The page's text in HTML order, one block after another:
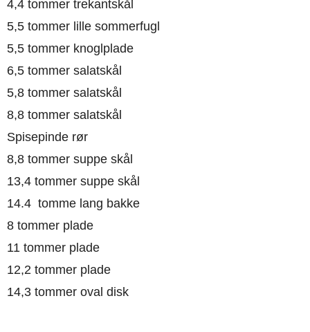
4,4 tommer trekantskål
5,5 tommer lille sommerfugl
5,5 tommer knoglplade
6,5 tommer salatskål
5,8 tommer salatskål
8,8 tommer salatskål
Spisepinde rør
8,8 tommer suppe skål
13,4 tommer suppe skål
14.4 tomme lang bakke
8 tommer plade
11 tommer plade
12,2 tommer plade
14,3 tommer oval disk